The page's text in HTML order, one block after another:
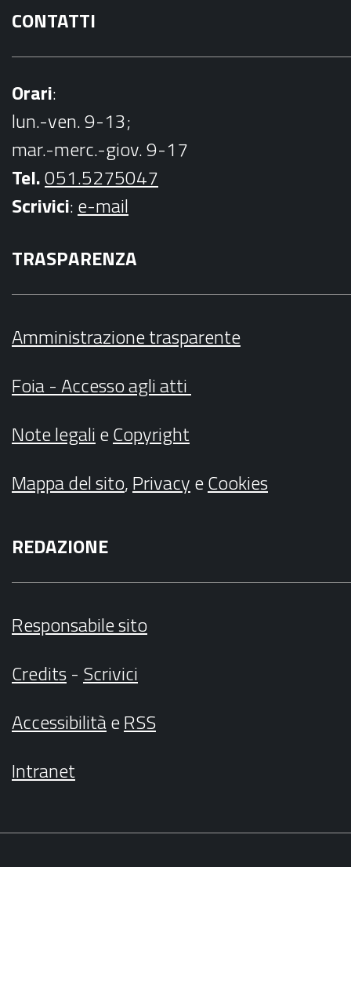
CONTATTI
Orari:
lun.-ven. 9-13;
mar.-merc.-giov. 9-17
Tel.051.5275047
Scrivici:e-mail
TRASPARENZA
Amministrazione trasparente
Foia - Accesso agli atti
Note legalieCopyright
Mappa del sito,PrivacyeCookies
REDAZIONE
Responsabile sito
Credits- Scrivici
AccessibilitàeRSS
Intranet